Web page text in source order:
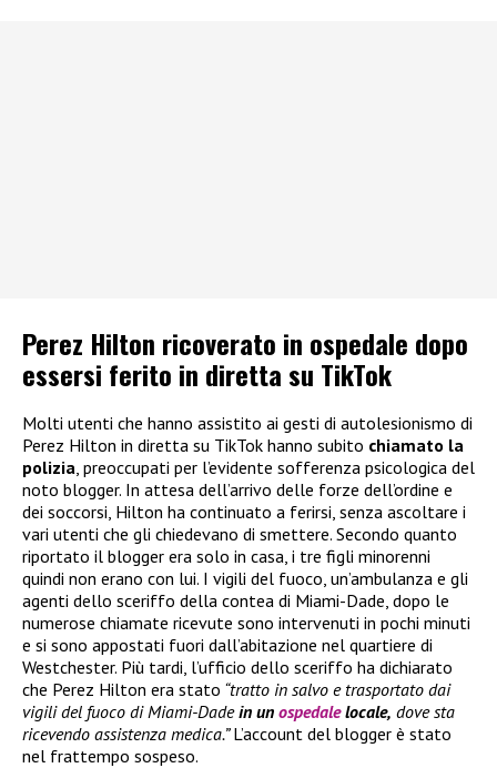
Perez Hilton ricoverato in ospedale dopo
essersi ferito in diretta su TikTok
Molti utenti che hanno assistito ai gesti di autolesionismo di
Perez Hilton in diretta su TikTok hanno subito chiamato la
polizia , preoccupati per l’evidente sofferenza psicologica del
noto blogger. In attesa dell’arrivo delle forze dell’ordine e
dei soccorsi, Hilton ha continuato a ferirsi, senza ascoltare i
vari utenti che gli chiedevano di smettere. Secondo quanto
riportato il blogger era solo in casa, i tre figli minorenni
quindi non erano con lui. I vigili del fuoco, un’ambulanza e gli
agenti dello sceriffo della contea di Miami-Dade, dopo le
numerose chiamate ricevute sono intervenuti in pochi minuti
e si sono appostati fuori dall’abitazione nel quartiere di
Westchester. Più tardi, l’ufficio dello sceriffo ha dichiarato
che Perez Hilton era stato “tratto in salvo e trasportato dai
vigili del fuoco di Miami-Dadein un ospedalelocale, dove sta
ricevendo assistenza medica.”L’account del blogger è stato
nel frattempo sospeso.